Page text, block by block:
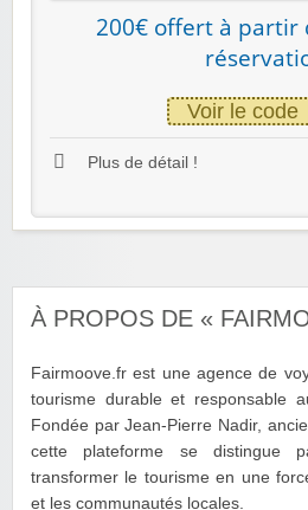
200€ offert à partir
Voir le code
Plus de détail !
À PROPOS DE «
Fairmoove.fr est une agence de
tourisme durable et responsable
Fondée par Jean-Pierre Nadir,
cette plateforme se distingue
transformer le tourisme en une
et les communautés locales.